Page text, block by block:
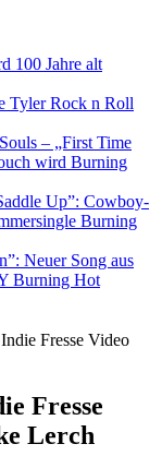
100 Jahre alt
Tyler Rock n Roll
– „First Time
wird Burning
Up”: Cowboy-
Burning
Neuer Song aus
Burning Hot
Fresse Video
Fresse
Lerch